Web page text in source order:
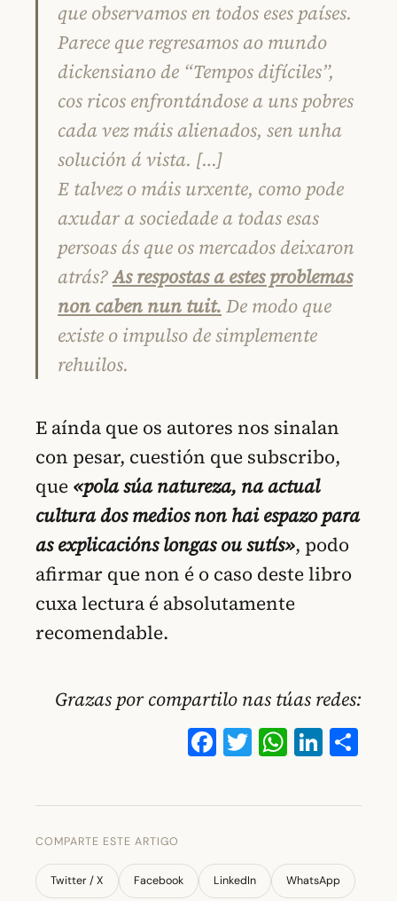
que observamos en todos eses países.
Parece que regresamos ao mundo
dickensiano de “Tempos difíciles”,
cos ricos enfrontándose a uns pobres
cada vez máis alienados, sen unha
solución á vista. […]
E talvez o máis urxente, como pode
axudar a sociedade a todas esas
persoas ás que os mercados deixaron
atrás?As respostas a estes problemas
non caben nun tuit. De modo que
existe o impulso de simplemente
rehuilos.
E aínda que os autores nos sinalan
con pesar, cuestión que subscribo,
que «pola súa natureza, na actual
cultura dos medios non hai espazo para
as explicacións longas ou sutís», podo
afirmar que non é o caso deste libro
cuxa lectura é absolutamente
recomendable.
Grazas por compartilo nas túas redes:
Facebook
Twitter
COMPARTE ESTE ARTIGO
Twitter / X Facebook LinkedIn WhatsApp